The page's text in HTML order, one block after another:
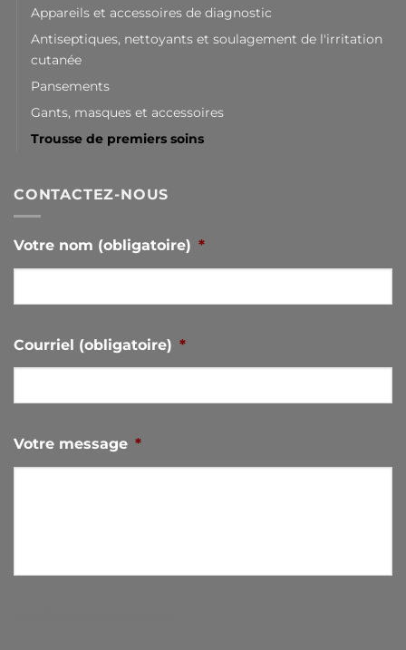
Appareils et accessoires de diagnostic
Antiseptiques, nettoyants et soulagement de l'irritation
cutanée
Pansements
Gants, masques et accessoires
Trousse de premiers soins
CONTACTEZ-NOUS
Votre nom (obligatoire) *
Courriel (obligatoire) *
Votre message *